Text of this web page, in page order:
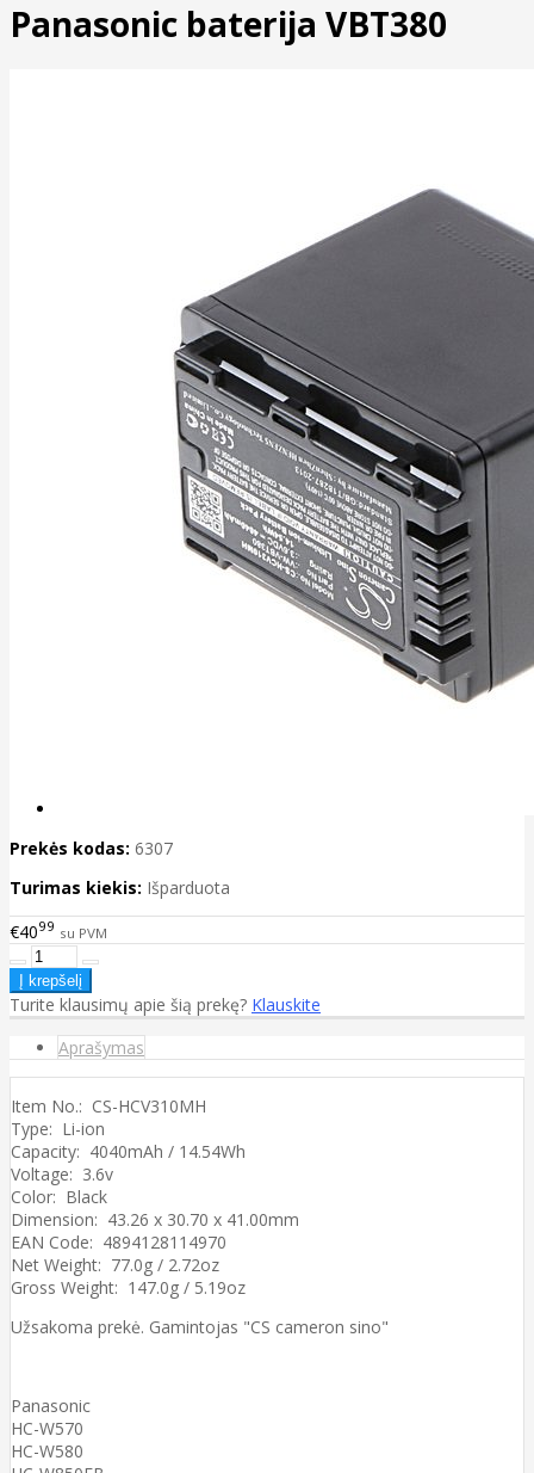
Panasonic baterija VBT380
Prekės kodas: 6307
Turimas kiekis: Išparduota
€4099 su PVM
Turite klausimų apie šią prekę? Klauskite
Aprašymas
Item No.: CS-HCV310MH
Type: Li-ion
Capacity: 4040mAh / 14.54Wh
Voltage: 3.6v
Color: Black
Dimension: 43.26 x 30.70 x 41.00mm
EAN Code: 4894128114970
Net Weight: 77.0g / 2.72oz
Gross Weight: 147.0g / 5.19oz
Užsakoma prekė. Gamintojas "CS cameron sino"
Panasonic
HC-W570
HC-W580